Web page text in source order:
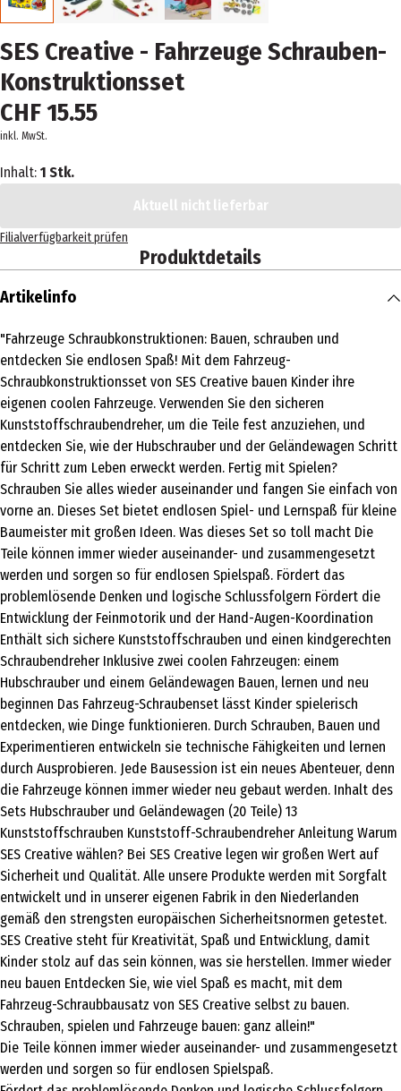
SES Creative - Fahrzeuge Schrauben-
Konstruktionsset
CHF 15.55
inkl. MwSt.
Inhalt: 1 Stk.
Aktuell nicht lieferbar
Filialverfügbarkeit prüfen
Produktdetails
Artikelinfo
"Fahrzeuge Schraubkonstruktionen: Bauen, schrauben und
entdecken Sie endlosen Spaß! Mit dem Fahrzeug-
Schraubkonstruktionsset von SES Creative bauen Kinder ihre
eigenen coolen Fahrzeuge. Verwenden Sie den sicheren
Kunststoffschraubendreher, um die Teile fest anzuziehen, und
entdecken Sie, wie der Hubschrauber und der Geländewagen Schritt
für Schritt zum Leben erweckt werden. Fertig mit Spielen?
Schrauben Sie alles wieder auseinander und fangen Sie einfach von
vorne an. Dieses Set bietet endlosen Spiel- und Lernspaß für kleine
Baumeister mit großen Ideen. Was dieses Set so toll macht Die
Teile können immer wieder auseinander- und zusammengesetzt
werden und sorgen so für endlosen Spielspaß. Fördert das
problemlösende Denken und logische Schlussfolgern Fördert die
Entwicklung der Feinmotorik und der Hand-Augen-Koordination
Enthält sich sichere Kunststoffschrauben und einen kindgerechten
Schraubendreher Inklusive zwei coolen Fahrzeugen: einem
Hubschrauber und einem Geländewagen Bauen, lernen und neu
beginnen Das Fahrzeug-Schraubenset lässt Kinder spielerisch
entdecken, wie Dinge funktionieren. Durch Schrauben, Bauen und
Experimentieren entwickeln sie technische Fähigkeiten und lernen
durch Ausprobieren. Jede Bausession ist ein neues Abenteuer, denn
die Fahrzeuge können immer wieder neu gebaut werden. Inhalt des
Sets Hubschrauber und Geländewagen (20 Teile) 13
Kunststoffschrauben Kunststoff-Schraubendreher Anleitung Warum
SES Creative wählen? Bei SES Creative legen wir großen Wert auf
Sicherheit und Qualität. Alle unsere Produkte werden mit Sorgfalt
entwickelt und in unserer eigenen Fabrik in den Niederlanden
gemäß den strengsten europäischen Sicherheitsnormen getestet.
SES Creative steht für Kreativität, Spaß und Entwicklung, damit
Kinder stolz auf das sein können, was sie herstellen. Immer wieder
neu bauen Entdecken Sie, wie viel Spaß es macht, mit dem
Fahrzeug-Schraubbausatz von SES Creative selbst zu bauen.
Schrauben, spielen und Fahrzeuge bauen: ganz allein!"
Die Teile können immer wieder auseinander- und zusammengesetzt
werden und sorgen so für endlosen Spielspaß.